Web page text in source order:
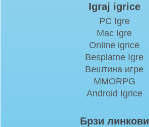
Igraj igrice
PC Igre
Mac Igre
Online igrice
Besplatne Igre
Вештина игре
MMORPG
Android Igrice
Брзи линкови